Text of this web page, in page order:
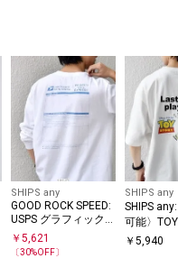
SHIPS any
GOOD ROCK SPEED:
USPS グラフィック
プリント Tシャツ(ロ
ンT)◇
￥ 5,621
〔30%OFF〕
SHIPS any
SHIPS
可能〉
イ・スト
￥5,940